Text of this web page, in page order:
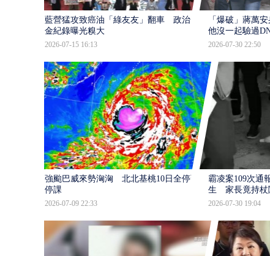
藍營猛攻致癌油「綠友友」翻車 政治獻
金紀錄曝光糗大
2026-07-15 16:13
「爆破」蔣萬
他沒一起驗過
2026-07-30 22:50
強颱巴威來勢洶洶 北北基桃10日全停班
停課
2026-07-09 22:33
霸凌案109次通
生 家長竟持杖
2026-07-30 19:04